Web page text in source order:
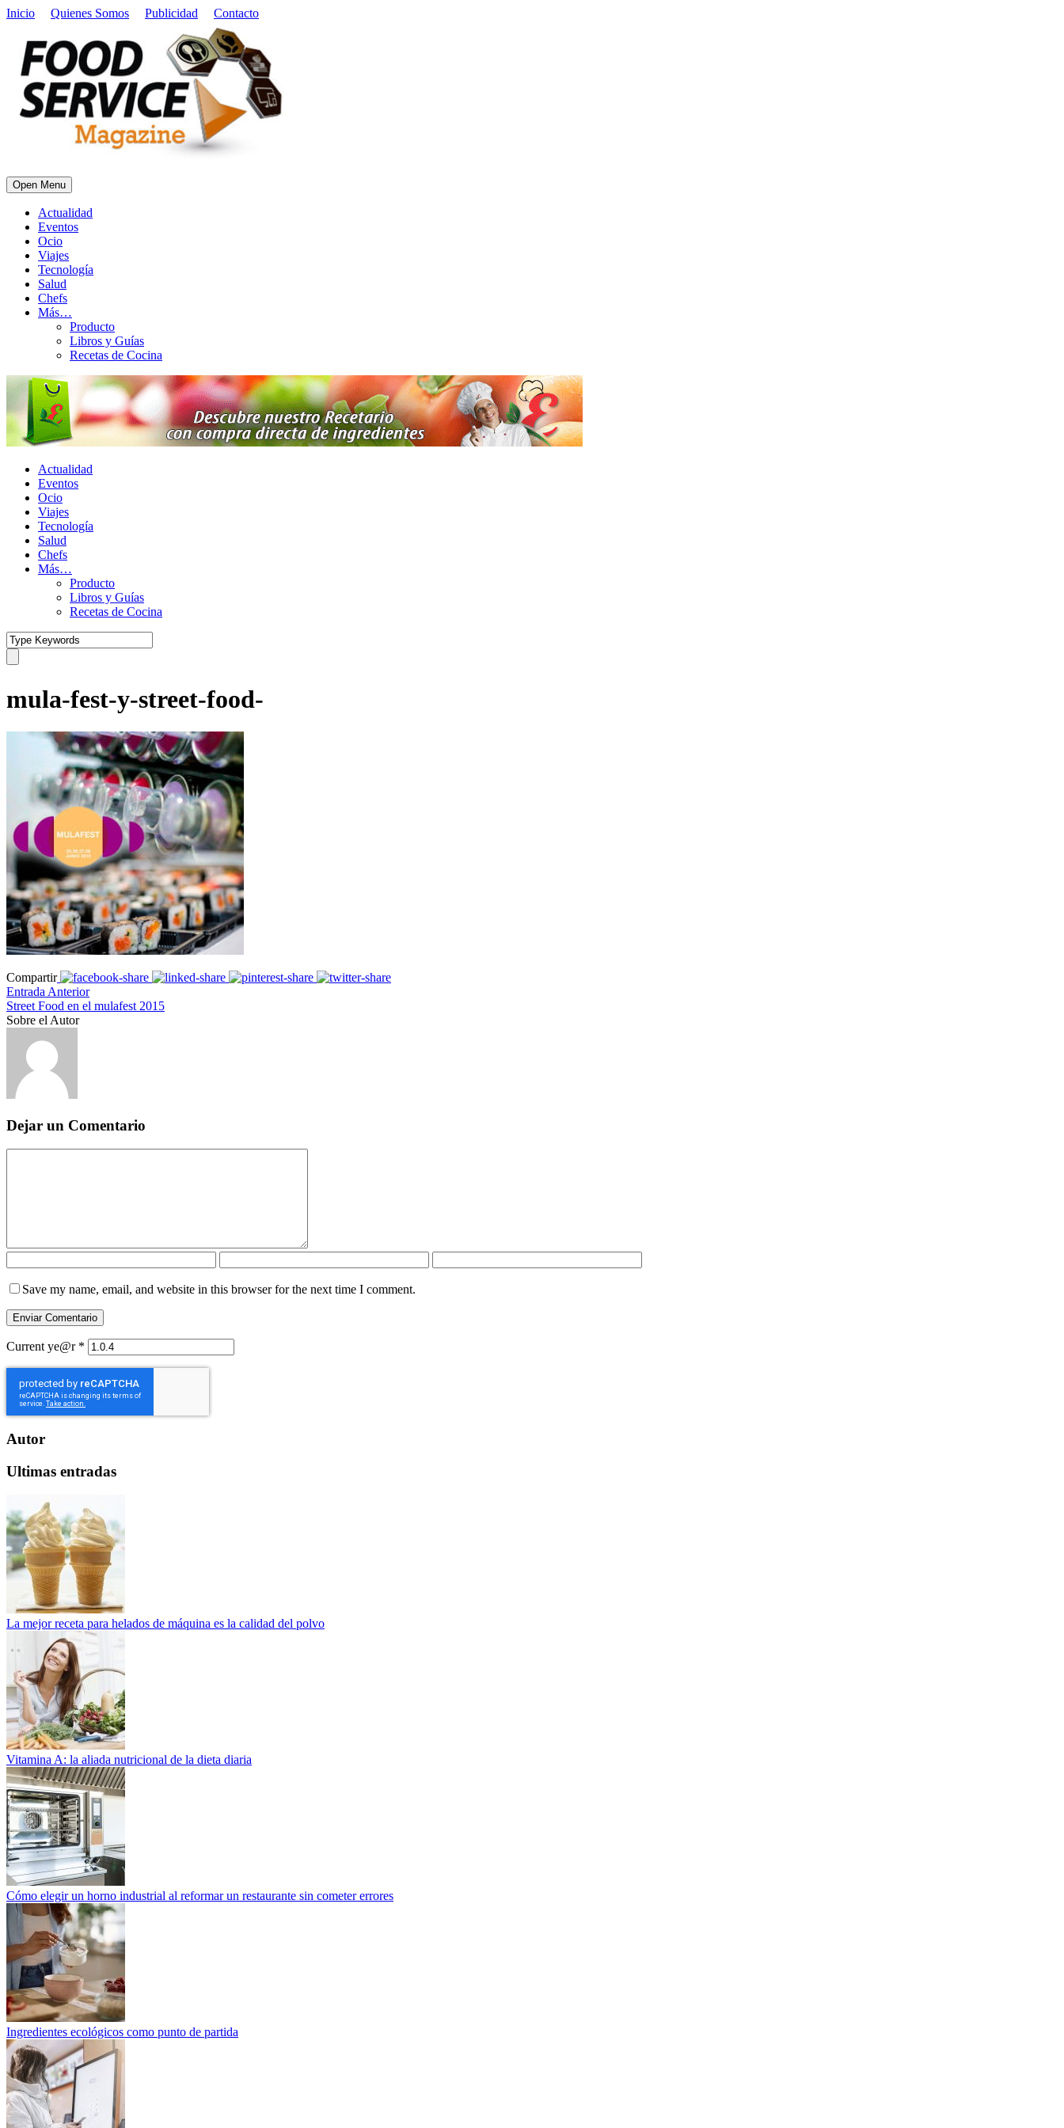
Inicio Quienes Somos Publicidad Contacto
Open Menu
Actualidad
Eventos
Ocio
Viajes
Tecnología
Salud
Chefs
Más…
Producto
Libros y Guías
Recetas de Cocina
Actualidad
Eventos
Ocio
Viajes
Tecnología
Salud
Chefs
Más…
Producto
Libros y Guías
Recetas de Cocina
mula-fest-y-street-food-
Compartir
Entrada Anterior
Street Food en el mulafest 2015
Sobre el Autor
Dejar un Comentario
Save my name, email, and website in this browser for the next time I comment.
Current ye@r *
Autor
Ultimas entradas
La mejor receta para helados de máquina es la calidad del polvo
Vitamina A: la aliada nutricional de la dieta diaria
Cómo elegir un horno industrial al reformar un restaurante sin cometer errores
Ingredientes ecológicos como punto de partida